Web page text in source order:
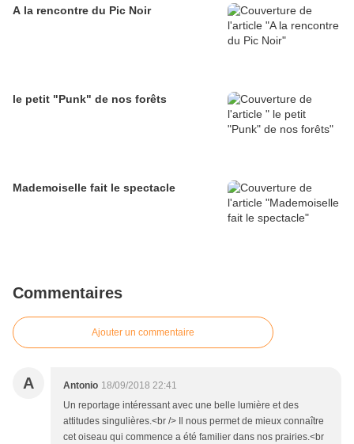
A la rencontre du Pic Noir
le petit "Punk" de nos forêts
Mademoiselle fait le spectacle
Commentaires
Ajouter un commentaire
A Antonio 18/09/2018 22:41
Un reportage intéressant avec une belle lumière et des
attitudes singulières.<br /> Il nous permet de mieux connaître
cet oiseau qui commence a été familier dans nos prairies.<br